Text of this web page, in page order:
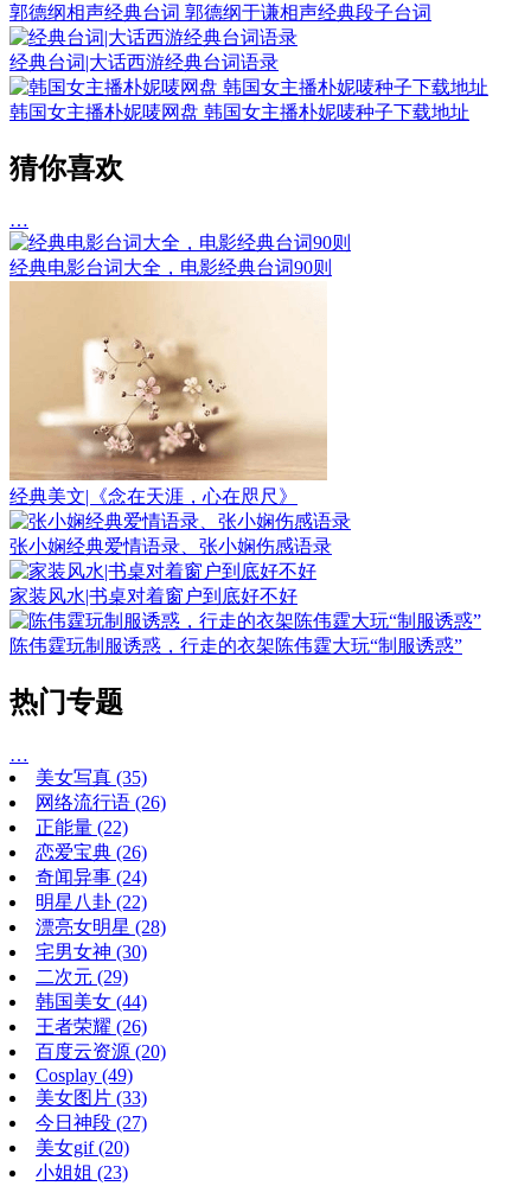
郭德纲相声经典台词 郭德纲于谦相声经典段子台词
经典台词|大话西游经典台词语录
韩国女主播朴妮唛网盘 韩国女主播朴妮唛种子下载地址
猜你喜欢
…
经典电影台词大全，电影经典台词90则
经典美文|《念在天涯，心在咫尺》
张小娴经典爱情语录、张小娴伤感语录
家装风水|书桌对着窗户到底好不好
陈伟霆玩制服诱惑，行走的衣架陈伟霆大玩“制服诱惑”
热门专题
…
美女写真 (35)
网络流行语 (26)
正能量 (22)
恋爱宝典 (26)
奇闻异事 (24)
明星八卦 (22)
漂亮女明星 (28)
宅男女神 (30)
二次元 (29)
韩国美女 (44)
王者荣耀 (26)
百度云资源 (20)
Cosplay (49)
美女图片 (33)
今日神段 (27)
美女gif(20)
小姐姐 (23)